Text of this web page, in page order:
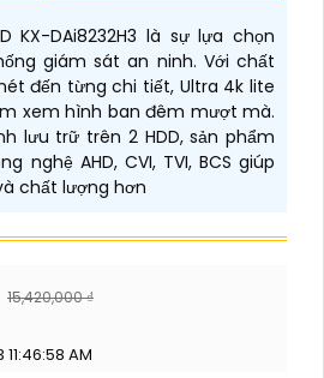
KX-DAi8232H3 là sự lựa chọn
giám sát an ninh. Với chất
đến từng chi tiết, Ultra 4k lite
xem hình ban đêm mượt mà.
lưu trữ trên 2 HDD, sản phẩm
nghệ AHD, CVI, TVI, BCS giúp
chất lượng hơn
15,420,000 ₫
AM